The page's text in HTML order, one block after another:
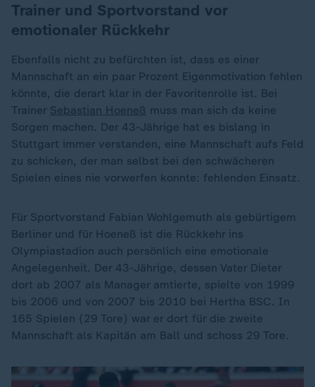
Trainer und Sportvorstand vor
emotionaler Rückkehr
Ebenfalls nicht zu befürchten ist, dass es einer
Mannschaft an ein paar Prozent Eigenmotivation fehlen
könnte, die derart klar in der Favoritenrolle ist. Bei
Trainer Sebastian Hoeneß muss man sich da keine
Sorgen machen. Der 43-Jährige hat es bislang in
Stuttgart immer verstanden, eine Mannschaft aufs Feld
zu schicken, der man selbst bei den schwächeren
Spielen eines nie vorwerfen konnte: fehlenden Einsatz.
Für Sportvorstand Fabian Wohlgemuth als gebürtigem
Berliner und für Hoeneß ist die Rückkehr ins
Olympiastadion auch persönlich eine emotionale
Angelegenheit. Der 43-Jährige, dessen Vater Dieter
dort ab 2007 als Manager amtierte, spielte von 1999
bis 2006 und von 2007 bis 2010 bei Hertha BSC. In
165 Spielen (29 Tore) war er dort für die zweite
Mannschaft als Kapitän am Ball und schoss 29 Tore.